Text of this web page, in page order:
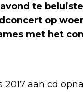
te
op
met het
aan cd